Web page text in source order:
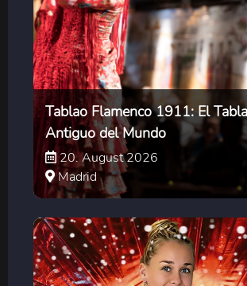
Tablao Flamenco 1911: El
Antiguo del Mundo
20. August 2026
Madrid